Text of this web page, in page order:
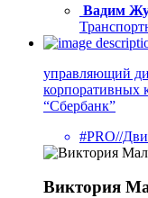
Вадим
управляющий
“Сбербанк”
#PRO//
Виктория